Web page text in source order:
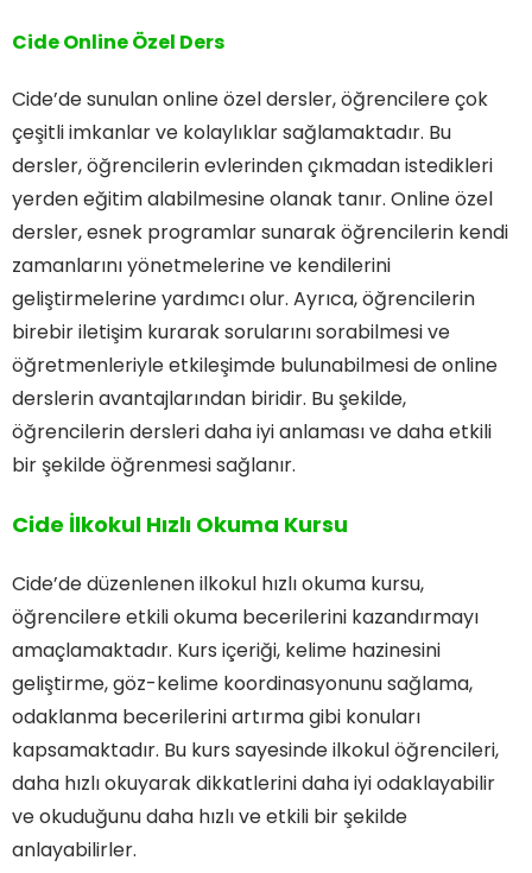
Cide Online Özel Ders
Cide’de sunulan online özel dersler, öğrencilere çok
çeşitli imkanlar ve kolaylıklar sağlamaktadır. Bu
dersler, öğrencilerin evlerinden çıkmadan istedikleri
yerden eğitim alabilmesine olanak tanır. Online özel
dersler, esnek programlar sunarak öğrencilerin kendi
zamanlarını yönetmelerine ve kendilerini
geliştirmelerine yardımcı olur. Ayrıca, öğrencilerin
birebir iletişim kurarak sorularını sorabilmesi ve
öğretmenleriyle etkileşimde bulunabilmesi de online
derslerin avantajlarından biridir. Bu şekilde,
öğrencilerin dersleri daha iyi anlaması ve daha etkili
bir şekilde öğrenmesi sağlanır.
Cide İlkokul Hızlı Okuma Kursu
Cide’de düzenlenen ilkokul hızlı okuma kursu,
öğrencilere etkili okuma becerilerini kazandırmayı
amaçlamaktadır. Kurs içeriği, kelime hazinesini
geliştirme, göz-kelime koordinasyonunu sağlama,
odaklanma becerilerini artırma gibi konuları
kapsamaktadır. Bu kurs sayesinde ilkokul öğrencileri,
daha hızlı okuyarak dikkatlerini daha iyi odaklayabilir
ve okuduğunu daha hızlı ve etkili bir şekilde
anlayabilirler.